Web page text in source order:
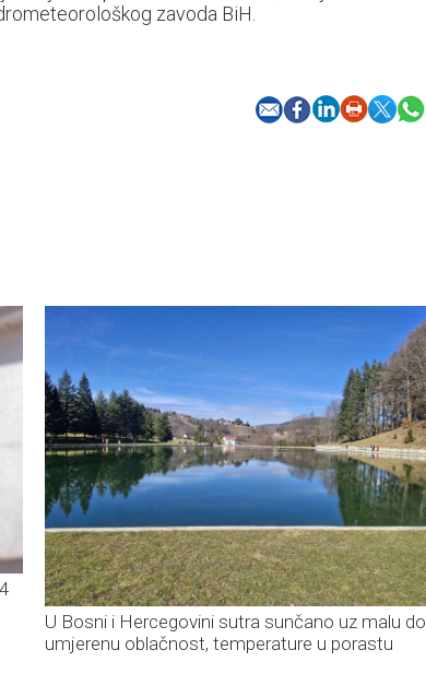
zavoda BiH.
U Bosni i Hercegovini sutra sunčano uz malu do
umjerenu oblačnost, temperature u porastu